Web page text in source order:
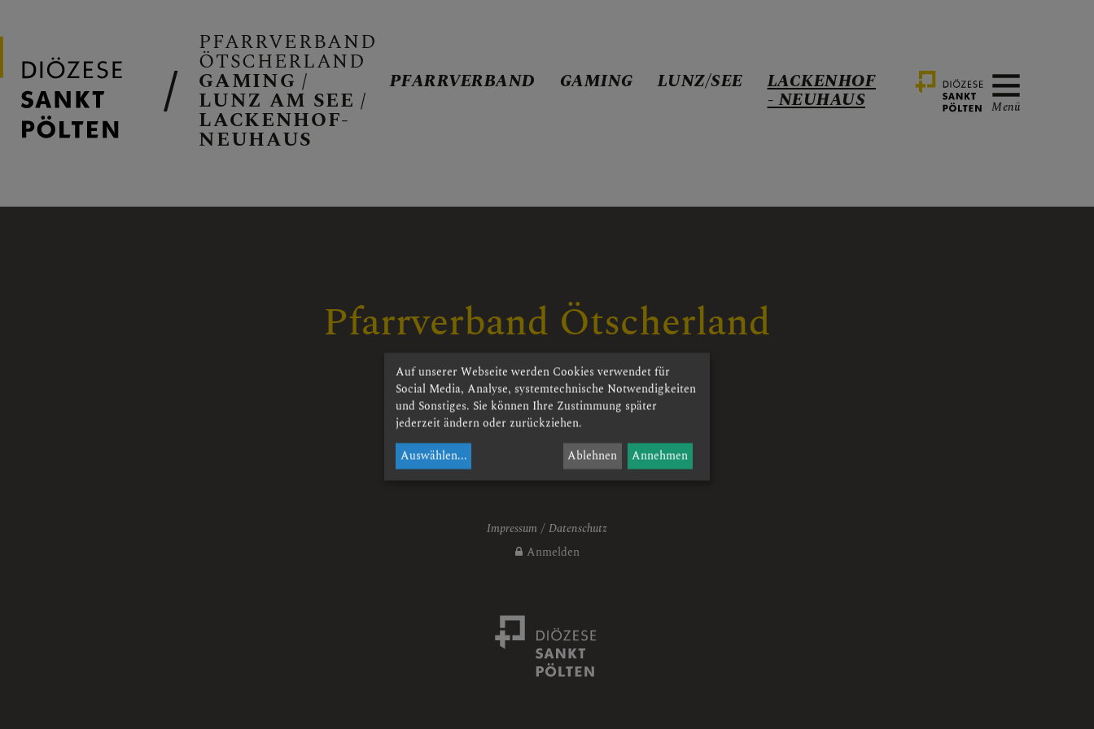
PFARRVERBAND
LACKENHOF - NEUHAUS
unsere Kirche
PFARRVERBAND
ÖTSCHERLAND
GAMING /
LUNZ AM SEE /
LACKENHOF-
NEUHAUS
PFARRVERBAND GAMING LUNZ/SEE LACKENHOF
- NEUHAUS Menü
Pfarrverband Ötscherland
Impressum
Datenschutz
Anmelden
Auf unserer Webseite werden Cookies verwendet für
Social Media, Analyse, systemtechnische Notwendigkeiten
und Sonstiges. Sie können Ihre Zustimmung später
jederzeit ändern oder zurückziehen.
Auswählen... Ablehnen Annehmen